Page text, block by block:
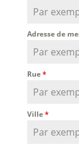
Adresse de
Rue*
Ville*